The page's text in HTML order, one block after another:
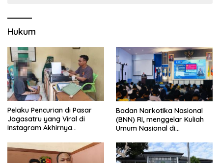
Hukum
Pelaku Pencurian di Pasar
Jagasatru yang Viral di
Instagram Akhirnya
Badan Narkotika Nasional
(BNN) RI, menggelar Kuliah
Umum Nasional di